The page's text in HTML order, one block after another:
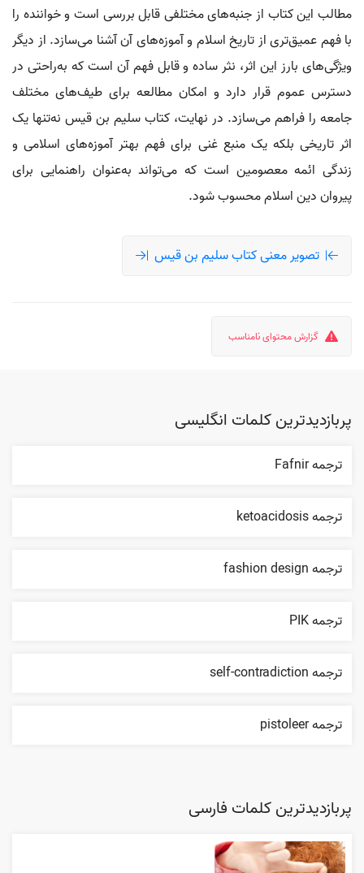
مطالب این کتاب از جنبه‌های مختلفی قابل بررسی است و خواننده را
با فهم عمیق‌تری از تاریخ اسلام و آموزه‌های آن آشنا می‌سازد. از دیگر
ویژگی‌های بارز این اثر، نثر ساده و قابل فهم آن است که به‌راحتی در
دسترس عموم قرار دارد و امکان مطالعه برای طیف‌های مختلف
جامعه را فراهم می‌سازد. در نهایت، کتاب سلیم بن قیس نه‌تنها یک
اثر تاریخی بلکه یک منبع غنی برای فهم بهتر آموزه‌های اسلامی و
زندگی ائمه معصومین است که می‌تواند به‌عنوان راهنمایی برای
پیروان دین اسلام محسوب شود.
تصویر معنی کتاب سلیم بن قیس
گزارش محتوای نامناسب
پربازدیدترین کلمات انگلیسی
ترجمه Fafnir
ترجمه ketoacidosis
ترجمه fashion design
ترجمه PIK
ترجمه self-contradiction
ترجمه pistoleer
پربازدیدترین کلمات فارسی